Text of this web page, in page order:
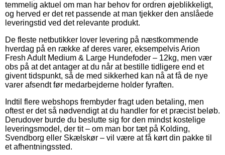
temmelig aktuel om man har behov for ordren øjeblikkeligt,
og herved er det ret passende at man tjekker den anslåede
leveringstid ved det relevante produkt.
De fleste netbutikker lover levering på næstkommende
hverdag på en række af deres varer, eksempelvis Arion
Fresh Adult Medium & Large Hundefoder – 12kg, men vær
obs på at det antager at du når at bestille tidligere end et
givent tidspunkt, så de med sikkerhed kan nå at få de nye
varer afsendt før medarbejderne holder fyraften.
Indtil flere webshops frembyder fragt uden betaling, men
oftest er det så nødvendigt at du handler for et præcist beløb.
Derudover burde du beslutte sig for den mindst kostelige
leveringsmodel, der tit – om man bor tæt på Kolding,
Svendborg eller Skælskør – vil være at få kørt din pakke til
et afhentningssted.